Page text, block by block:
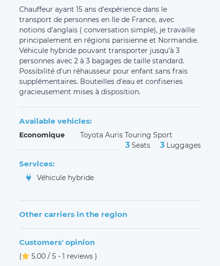
Chauffeur ayant 15 ans d'expérience dans le
transport de personnes en Ile de France, avec
notions d'anglais ( conversation simple), je travaille
principalement en régions parisienne et Normandie.
Véhicule hybride pouvant transporter jusqu'à 3
personnes avec 2 à 3 bagages de taille standard.
Possibilité d'un réhausseur pour enfant sans frais
supplémentaires. Bouteilles d'eau et confiseries
gracieusement mises à disposition.
Available vehicles:
Economique Toyota Auris Touring Sport
3 Seats 3 Luggages
Services:
Véhicule hybride
Other carriers in the region
Customers' opinion
( 5.00 / 5 - 1 reviews )